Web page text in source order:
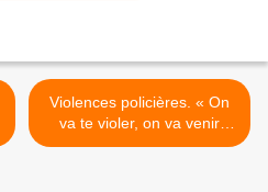
Violences policières. « On
va te violer, on va venir
chez toi, on va venir à la